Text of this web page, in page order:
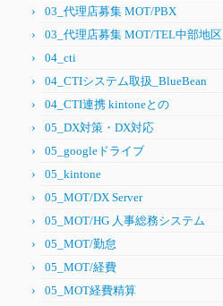
03_代理店募集 MOT/PBX
03_代理店募集 MOT/TEL中部地区
04_cti
04_CTIシステム取扱_BlueBean
04_CTI連携 kintoneとの
05_DX対策・DX対応
05_googleドライブ
05_kintone
05_MOT/DX Server
05_MOT/HG 人事総務システム
05_MOT/勤怠
05_MOT/経費
05_MOT経費精算